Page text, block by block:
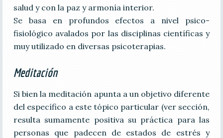
salud y con la paz y armonía interior.
Se basa en profundos efectos a nivel psico-
fisiológico avalados por las disciplinas científicas y
muy utilizado en diversas psicoterapias.
Meditación
Si bien la meditación apunta a un objetivo diferente
del específico a este tópico particular (ver sección,
resulta sumamente positiva su práctica para las
personas que padecen de estados de estrés y